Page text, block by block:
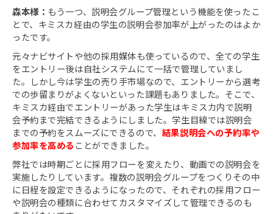
森本様： もう一つ、説明会グループ管理という機能を使ったこ
とで、キミスカ経由の学生の説明会参加率が上がったのはよか
ったです。
元々ナビサイトや他の採用媒体も使っているので、全ての学生
をエントリー後は自社システムにて一括で管理していまし
た。しかし今は学生の売り手市場なので、エントリーから選考
での歩留まりがよくないといった課題もありました。そこで、
キミスカ経由でエントリーがあった学生はキミスカ内で説明
会予約まで完結できるようにしました。学生目線では説明会
までの予約をスムーズにできるので、 結果説明会への予約率や
参加率を高める ことができました。
弊社では時期ごとに採用フローを変えたり、動画での説明会を
実施したりしています。複数の説明会グループをつくりその中
に日程を設定できるようになったので、それぞれの採用フロー
や説明会の種類に合わせてカスタマイズして管理できるのも